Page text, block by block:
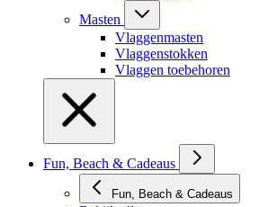
Masten
Vlaggenmasten
Vlaggenstokken
Vlaggen toebehoren
Fun, Beach & Cadeaus
Fun, Beach & Cadeaus